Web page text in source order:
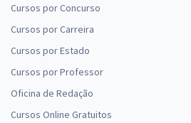
Cursos por Concurso
Cursos por Carreira
Cursos por Estado
Cursos por Professor
Oficina de Redação
Cursos Online Gratuitos